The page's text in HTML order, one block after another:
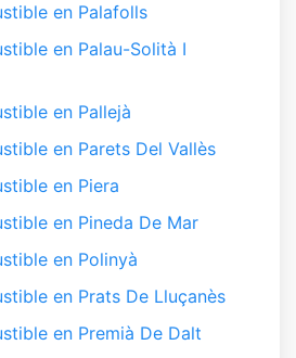
en Palafolls
en Palau-Solità I
en Pallejà
en Parets Del Vallès
en Piera
en Pineda De Mar
en Polinyà
en Prats De Lluçanès
en Premià De Dalt